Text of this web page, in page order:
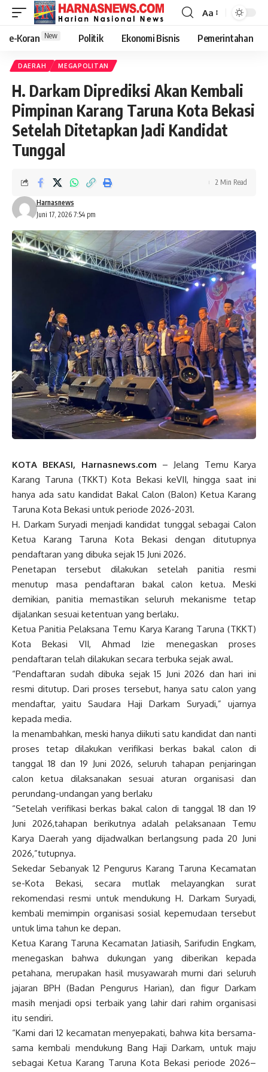
Aa
e-Koran New Politik Ekonomi Bisnis Pemerintahan
DAERAH MEGAPOLITAN
H. Darkam Diprediksi Akan Kembali
Pimpinan Karang Taruna Kota Bekasi
Setelah Ditetapkan Jadi Kandidat
Tunggal
Juni 17, 2026 7:54 pm
Harnasnews
2 Min Read
KOTA BEKASI, Harnasnews.com – Jelang Temu Karya
Karang Taruna (TKKT) Kota Bekasi keVII, hingga saat ini
hanya ada satu kandidat Bakal Calon (Balon) Ketua Karang
Taruna Kota Bekasi untuk periode 2026-2031.
H. Darkam Suryadi menjadi kandidat tunggal sebagai Calon
Ketua Karang Taruna Kota Bekasi dengan ditutupnya
pendaftaran yang dibuka sejak 15 Juni 2026.
Penetapan tersebut dilakukan setelah panitia resmi
menutup masa pendaftaran bakal calon ketua. Meski
demikian, panitia memastikan seluruh mekanisme tetap
dijalankan sesuai ketentuan yang berlaku.
Ketua Panitia Pelaksana Temu Karya Karang Taruna (TKKT)
Kota Bekasi VII, Ahmad Izie menegaskan proses
pendaftaran telah dilakukan secara terbuka sejak awal.
“Pendaftaran sudah dibuka sejak 15 Juni 2026 dan hari ini
resmi ditutup. Dari proses tersebut, hanya satu calon yang
mendaftar, yaitu Saudara Haji Darkam Suryadi,” ujarnya
kepada media.
Ia menambahkan, meski hanya diikuti satu kandidat dan nanti
proses tetap dilakukan verifikasi berkas bakal calon di
tanggal 18 dan 19 Juni 2026, seluruh tahapan penjaringan
calon ketua dilaksanakan sesuai aturan organisasi dan
perundang-undangan yang berlaku
“Setelah verifikasi berkas bakal calon di tanggal 18 dan 19
Juni 2026,tahapan berikutnya adalah pelaksanaan Temu
Karya Daerah yang dijadwalkan berlangsung pada 20 Juni
2026,”tutupnya.
Sekedar Sebanyak 12 Pengurus Karang Taruna Kecamatan
se-Kota Bekasi, secara mutlak melayangkan surat
rekomendasi resmi untuk mendukung H. Darkam Suryadi,
kembali memimpin organisasi sosial kepemudaan tersebut
untuk lima tahun ke depan.
Ketua Karang Taruna Kecamatan Jatiasih, Sarifudin Engkam,
menegaskan bahwa dukungan yang diberikan kepada
petahana, merupakan hasil musyawarah murni dari seluruh
jajaran BPH (Badan Pengurus Harian), dan figur Darkam
masih menjadi opsi terbaik yang lahir dari rahim organisasi
itu sendiri.
“Kami dari 12 kecamatan menyepakati, bahwa kita bersama-
sama kembali mendukung Bang Haji Darkam, untuk maju
sebagai Ketua Karang Taruna Kota Bekasi periode 2026–